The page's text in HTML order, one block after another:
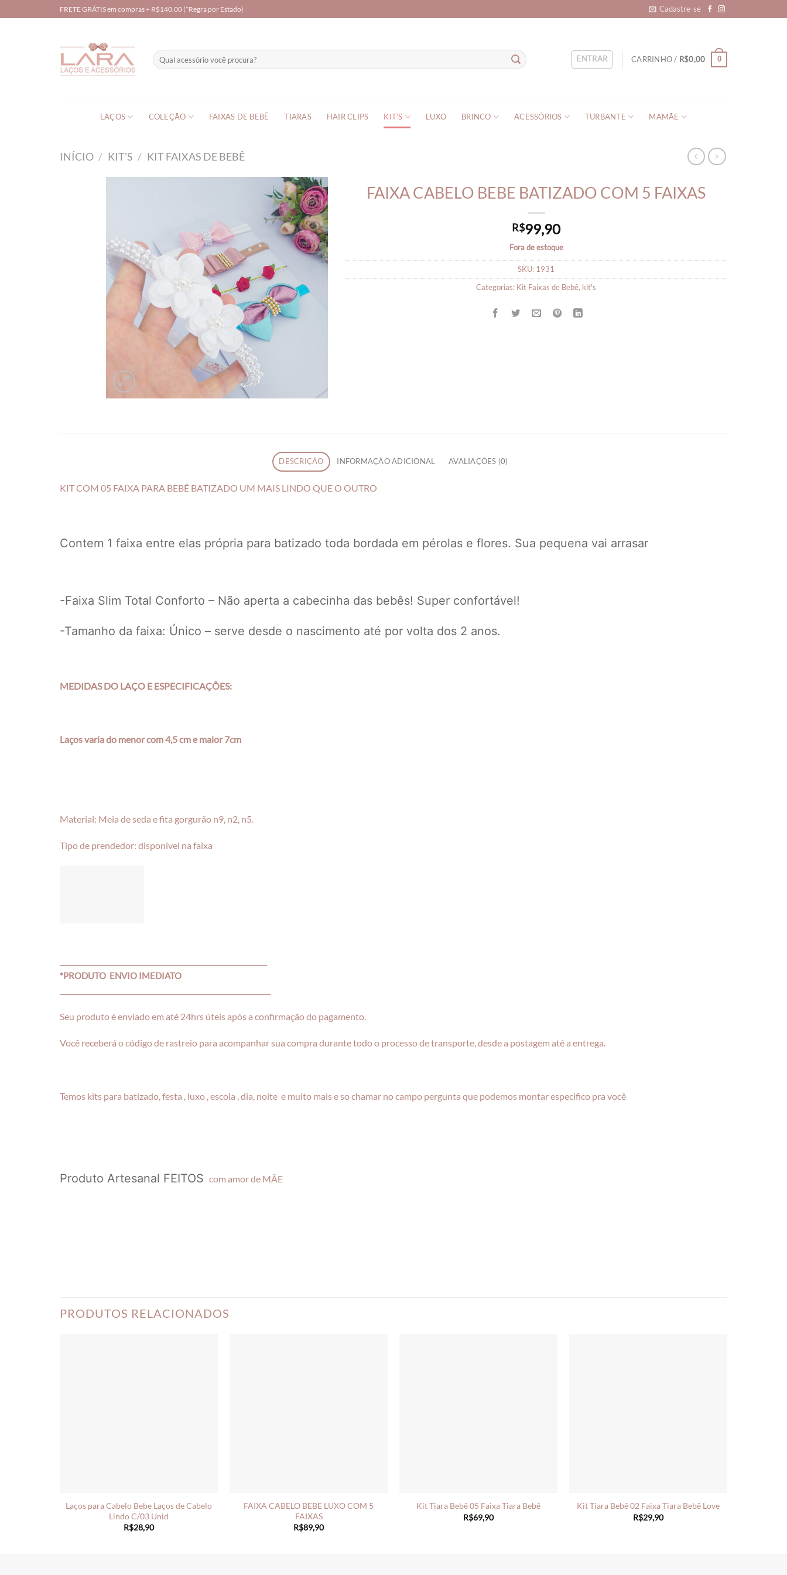
to
FRETE GRÁTIS em compras + R$140,00 (*Regra por Estado) Cadastre-se
Pesquisar
por:
ENTRAR CARRINHO / R$0,00 0
LAÇOS COLEÇÃO FAIXAS DE BEBÊ TIARAS HAIR CLIPS KIT’S LUXO BRINCO ACESSÓRIOS TURBANTE MAMÃE
INÍCIO / KIT'S / KIT FAIXAS DE BEBÊ
FAIXA CABELO BEBE BATIZADO COM 5 FAIXAS
R$99,90
Fora de estoque
SKU: 1931
Categorias: Kit Faixas de Bebê, kit's
DESCRIÇÃO INFORMAÇÃO ADICIONAL AVALIAÇÕES (0)
KIT COM 05 FAIXA PARA BEBÊ BATIZADO UM MAIS LINDO QUE O OUTRO
Contem 1 faixa entre elas própria para batizado toda bordada em pérolas e flores. Sua pequena vai arrasar
-Faixa Slim Total Conforto – Não aperta a cabecinha das bebês! Super confortável!
-Tamanho da faixa: Único – serve desde o nascimento até por volta dos 2 anos.
MEDIDAS DO LAÇO E ESPECIFICAÇÕES:
Laços varia do menor com 4,5 cm e maior 7cm
Material: Meia de seda e fita gorgurão n9, n2, n5.
Tipo de prendedor: disponível na faixa
*PRODUTO ENVIO IMEDIATO
Seu produto é enviado em até 24hrs úteis após a confirmação do pagamento.
Você receberá o código de rastreio para acompanhar sua compra durante todo o processo de transporte, desde a postagem até a entrega.
Temos kits para batizado, festa , luxo , escola , dia, noite e muito mais e so chamar no campo pergunta que podemos montar especifico pra você
Produto Artesanal FEITOS com amor de MÃE
PRODUTOS RELACIONADOS
Laços para Cabelo Bebe Laços de Cabelo
Lindo C/03 Unid
R$28,90
FAIXA CABELO BEBE LUXO COM 5
FAIXAS
R$89,90
Kit Tiara Bebê 05 Faixa Tiara Bebê
R$69,90
Kit Tiara Bebê 02 Faixa Tiara Bebê Love
R$29,90